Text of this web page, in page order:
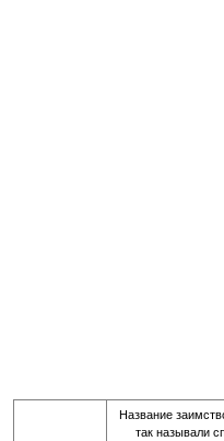
Название
так называли